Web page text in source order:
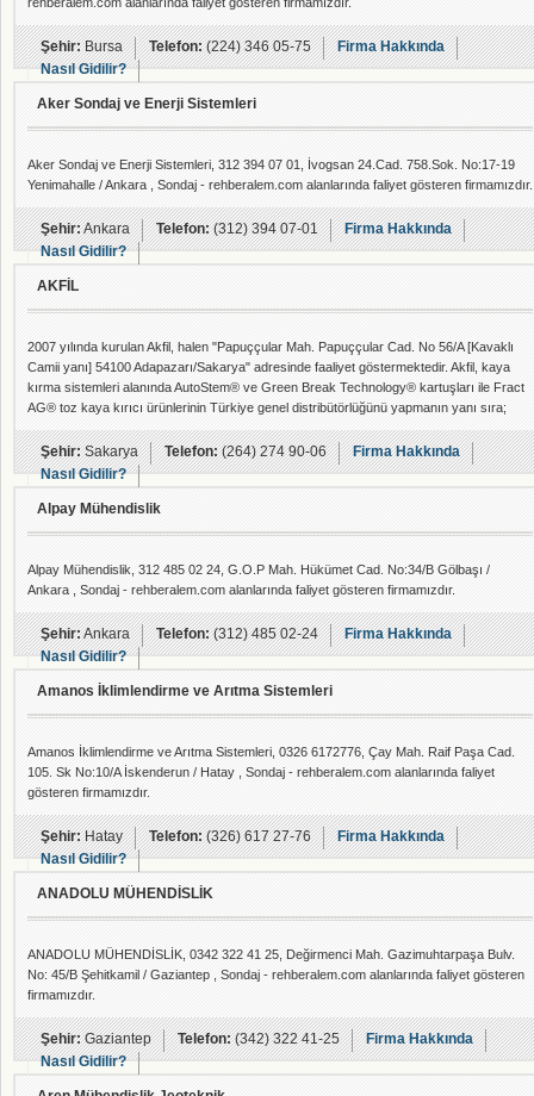
Şehir:Bursa Telefon:(224) 346 05-75
Firma Hakkında
Nasıl Gidilir?
Aker Sondaj ve Enerji Sistemleri
Aker Sondaj ve Enerji Sistemleri, 312 394 07 01, İvogsan 24.Cad. 758.Sok. No:17-19
Yenimahalle / Ankara , Sondaj - rehberalem.com alanlarında faliyet gösteren firmamızdır.
Şehir:Ankara Telefon:(312) 394 07-01
Firma Hakkında
Nasıl Gidilir?
AKFİL
2007 yılında kurulan Akfil, halen "Papuççular Mah. Papuççular Cad. No 56/A [Kavaklı
Camii yanı] 54100 Adapazarı/Sakarya" adresinde faaliyet göstermektedir. Akfil, kaya
kırma sistemleri alanında AutoStem® ve Green Break Technology® kartuşları ile Fract
AG® toz kaya kırıcı ürünlerinin Türkiye genel distribütörlüğünü yapmanın yanı sıra;
benzinli hilti, kürek ve el sondaj makinası ürünlerinde de güçlü ve güvenilir markaların
ürünlerini nihai kullanıcıların hizmetine sunmaktadır.
Şehir:Sakarya Telefon:(264) 274 90-06
Firma Hakkında
Nasıl Gidilir?
Alpay Mühendislik
Alpay Mühendislik, 312 485 02 24, G.O.P Mah. Hükümet Cad. No:34/B Gölbaşı /
Ankara , Sondaj - rehberalem.com alanlarında faliyet gösteren firmamızdır.
Şehir:Ankara Telefon:(312) 485 02-24
Firma Hakkında
Nasıl Gidilir?
Amanos İklimlendirme ve Arıtma Sistemleri
Amanos İklimlendirme ve Arıtma Sistemleri, 0326 6172776, Çay Mah. Raif Paşa Cad.
105. Sk No:10/A İskenderun / Hatay , Sondaj - rehberalem.com alanlarında faliyet
gösteren firmamızdır.
Şehir:Hatay Telefon:(326) 617 27-76
Firma Hakkında
Nasıl Gidilir?
ANADOLU MÜHENDİSLİK
ANADOLU MÜHENDİSLİK, 0342 322 41 25, Değirmenci Mah. Gazimuhtarpaşa Bulv.
No: 45/B Şehitkamil / Gaziantep , Sondaj - rehberalem.com alanlarında faliyet gösteren
firmamızdır.
Şehir:Gaziantep Telefon:(342) 322 41-25
Firma Hakkında
Nasıl Gidilir?